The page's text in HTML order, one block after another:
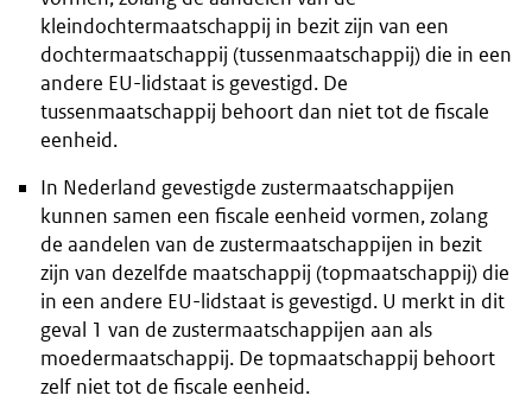
kleindochtermaatschappij in bezit zijn van een
dochtermaatschappij (tussenmaatschappij) die in een
andere EU-lidstaat is gevestigd. De
tussenmaatschappij behoort dan niet tot de fiscale
eenheid.
In Nederland gevestigde zustermaatschappijen
kunnen samen een fiscale eenheid vormen, zolang
de aandelen van de zustermaatschappijen in bezit
zijn van dezelfde maatschappij (topmaatschappij) die
in een andere EU-lidstaat is gevestigd. U merkt in dit
geval 1 van de zustermaatschappijen aan als
moedermaatschappij. De topmaatschappij behoort
zelf niet tot de fiscale eenheid.